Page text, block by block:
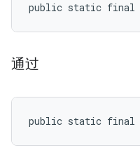
public static final
通过
public static final